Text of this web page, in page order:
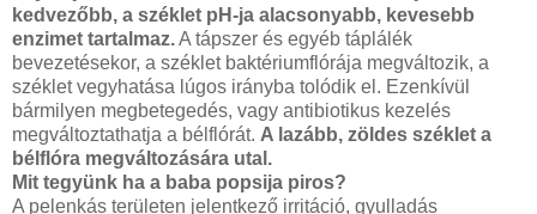
kedvezőbb, a széklet pH-ja alacsonyabb, kevesebb
enzimet tartalmaz.A tápszer és egyéb táplálék
bevezetésekor, a széklet baktériumflórája megváltozik, a
széklet vegyhatása lúgos irányba tolódik el. Ezenkívül
bármilyen megbetegedés, vagy antibiotikus kezelés
megváltoztathatja a bélflórát. A lazább, zöldes széklet a
bélflóra megváltozására utal.
Mit tegyünk ha a baba popsija piros?
A pelenkás területen jelentkező irritáció, gyulladás